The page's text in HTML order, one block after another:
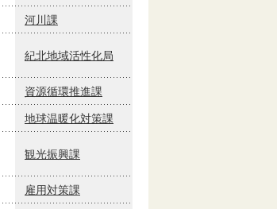
河川課
紀北地域活性化局
資源循環推進課
地球温暖化対策課
観光振興課
雇用対策課